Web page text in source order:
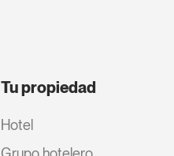
Tu propiedad
Hotel